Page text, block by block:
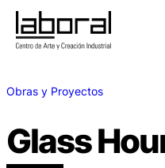
Obras y Proyectos
Glass